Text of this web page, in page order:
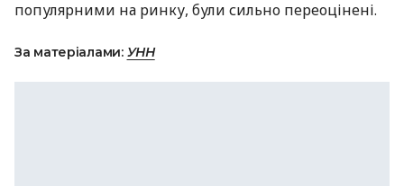
популярними на ринку, були сильно переоцінені.
За матеріалами: УНН